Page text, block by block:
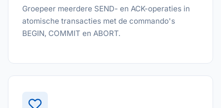
Groepeer meerdere SEND- en ACK-operaties in
atomische transacties met de commando's
BEGIN, COMMIT en ABORT.